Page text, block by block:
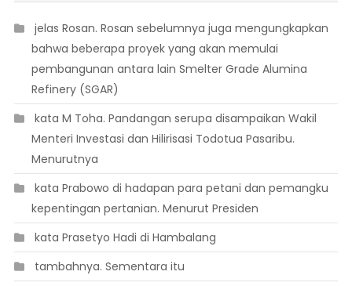
 jelas Rosan. Rosan sebelumnya juga mengungkapkan
bahwa beberapa proyek yang akan memulai
pembangunan antara lain Smelter Grade Alumina
Refinery (SGAR)
 kata M Toha. Pandangan serupa disampaikan Wakil
Menteri Investasi dan Hilirisasi Todotua Pasaribu.
Menurutnya
 kata Prabowo di hadapan para petani dan pemangku
kepentingan pertanian. Menurut Presiden
 kata Prasetyo Hadi di Hambalang
 tambahnya. Sementara itu